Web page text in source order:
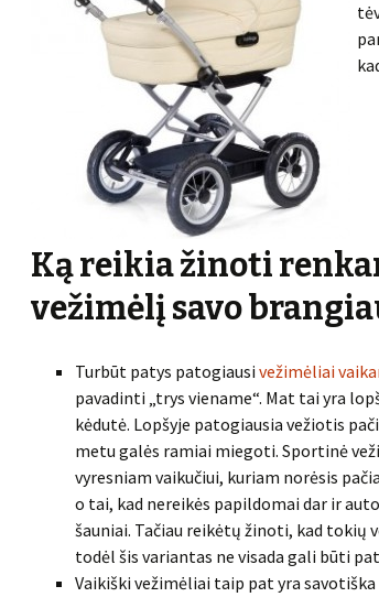
Ką reikia žinoti
vežimėlį savo
Turbūt patys patogiausi vežimėliai
pavadinti „trys viename“. Mat tai yra
kėdutė. Lopšyje patogiausia vežiotis
metu galės ramiai miegoti. Sportinė
vyresniam vaikučiui, kuriam norėsis
o tai, kad nereikės papildomai dar ir
šauniai. Tačiau reikėtų žinoti, kad tokių
todėl šis variantas ne visada gali būti
Vaikiški vežimėliai taip pat yra